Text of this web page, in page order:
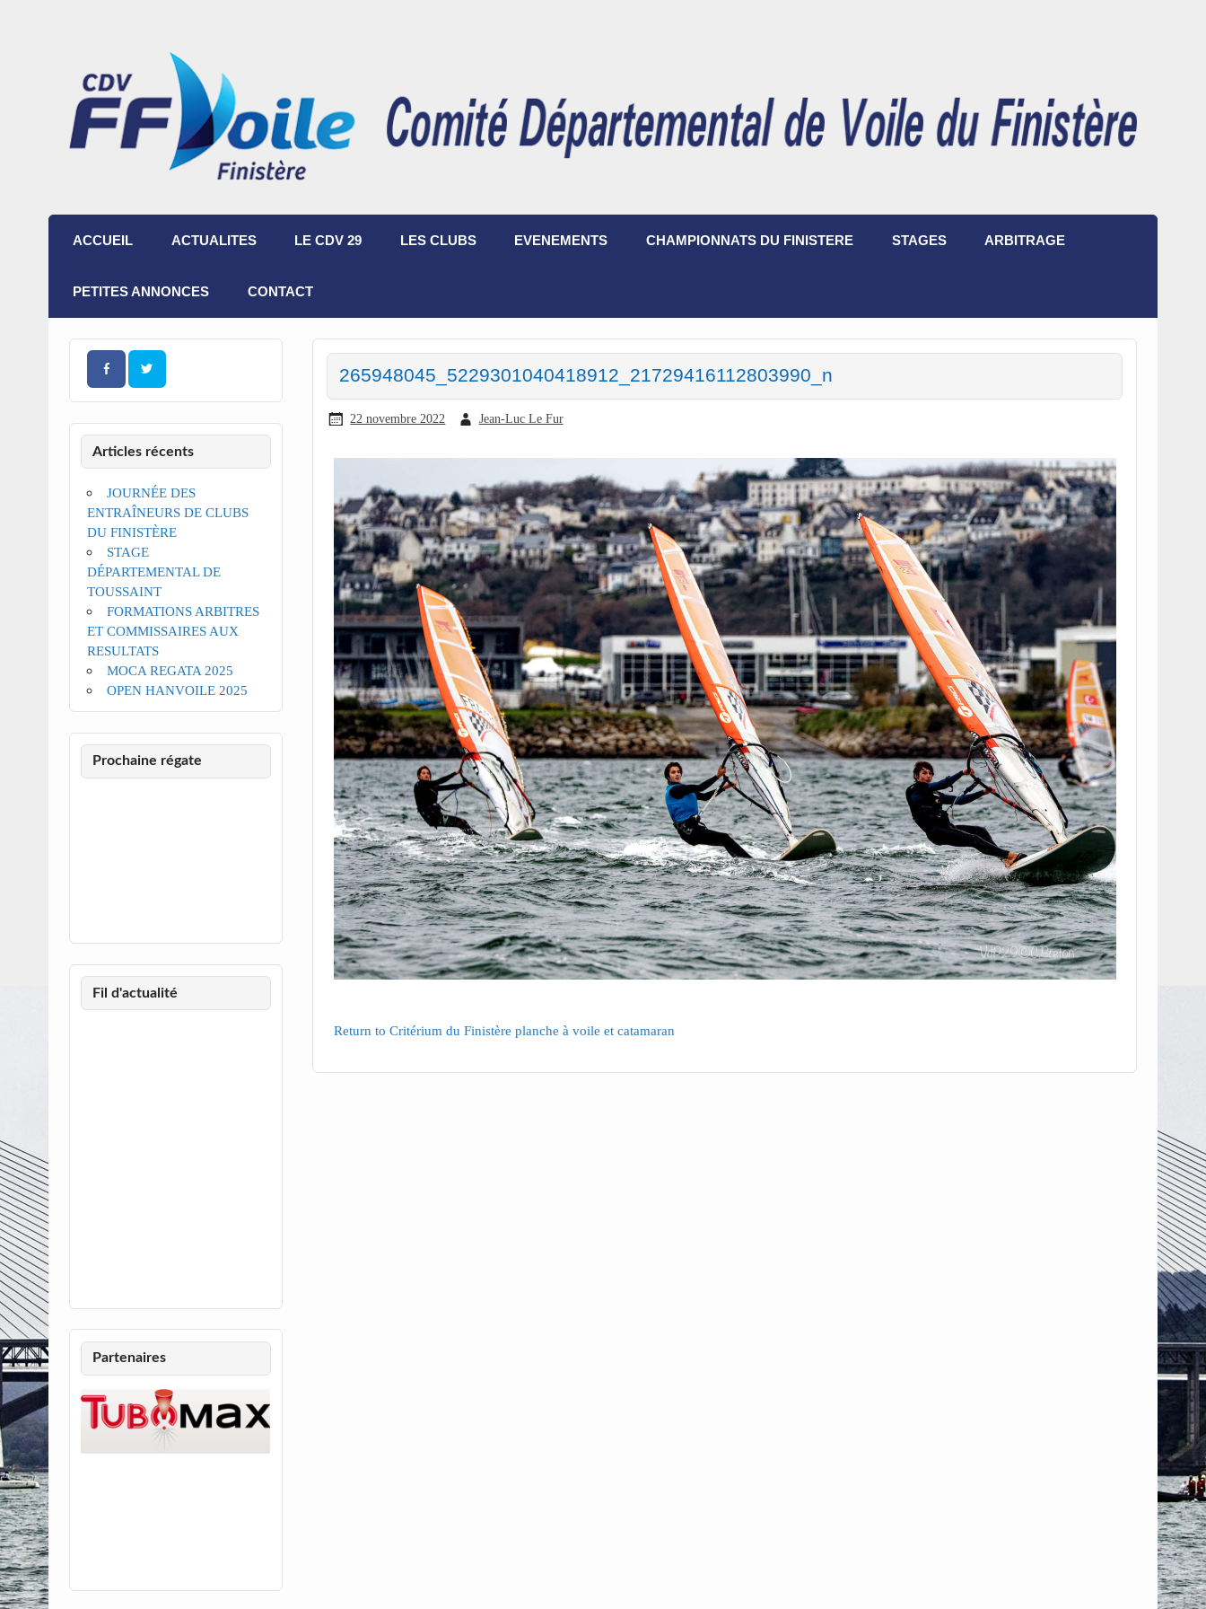
ACCUEIL ACTUALITES LE CDV 29 LES CLUBS EVENEMENTS CHAMPIONNATS DU FINISTERE STAGES ARBITRAGE
PETITES ANNONCES CONTACT
265948045_5229301040418912_21729416112803990_n
22 novembre 2022 Jean-Luc Le Fur
Return to Critérium du Finistère planche à voile et catamaran
Articles récents
JOURNÉE DES
ENTRAÎNEURS DE CLUBS
DU FINISTÈRE
STAGE
DÉPARTEMENTAL DE
TOUSSAINT
FORMATIONS ARBITRES
ET COMMISSAIRES AUX
RESULTATS
MOCA REGATA 2025
OPEN HANVOILE 2025
Prochaine régate
Fil d'actualité
Partenaires